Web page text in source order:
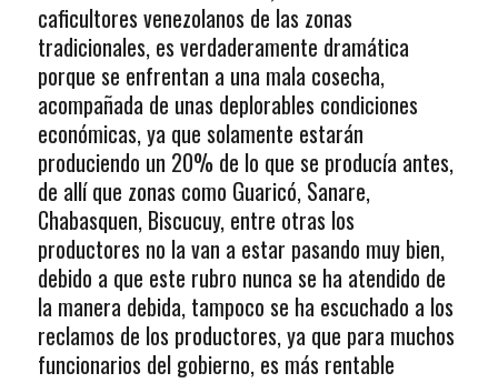
caficultores venezolanos de las zonas
tradicionales, es verdaderamente dramática
porque se enfrentan a una mala cosecha,
acompañada de unas deplorables condiciones
económicas, ya que solamente estarán
produciendo un 20% de lo que se producía antes,
de allí que zonas como Guaricó, Sanare,
Chabasquen, Biscucuy, entre otras los
productores no la van a estar pasando muy bien,
debido a que este rubro nunca se ha atendido de
la manera debida, tampoco se ha escuchado a los
reclamos de los productores, ya que para muchos
funcionarios del gobierno, es más rentable